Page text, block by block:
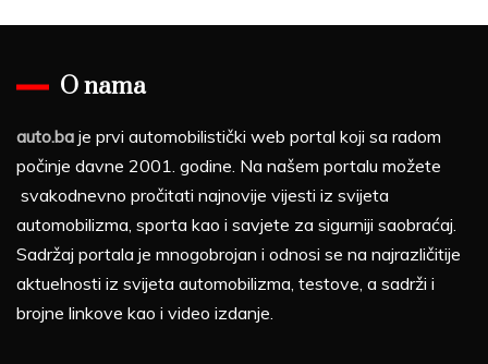
O nama
auto.ba je prvi automobilistički web portal koji sa radom
počinje davne 2001. godine. Na našem portalu možete
svakodnevno pročitati najnovije vijesti iz svijeta
automobilizma, sporta kao i savjete za sigurniji saobraćaj.
Sadržaj portala je mnogobrojan i odnosi se na najrazličitije
aktuelnosti iz svijeta automobilizma, testove, a sadrži i
brojne linkove kao i video izdanje.